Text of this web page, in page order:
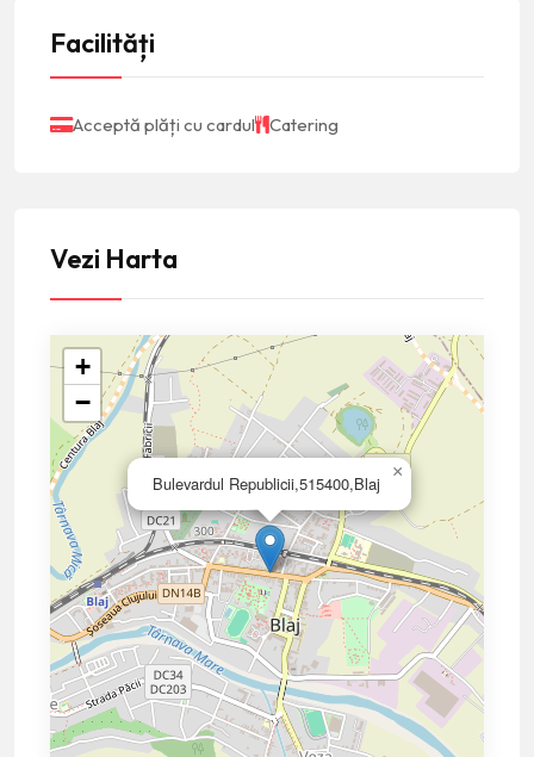
Facilități
Acceptă plăți cu cardul Catering
Vezi Harta
Bulevardul Republicii,515400,Blaj
×
+
−